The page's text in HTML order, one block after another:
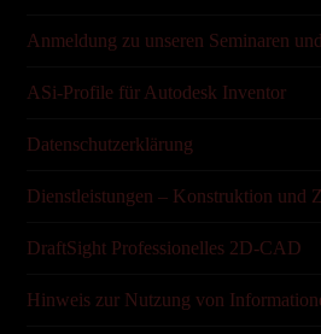
Anmeldung zu unseren Seminaren
ASi-Profile für Autodesk Inventor
Datenschutzerklärung
Dienstleistungen – Konstruktion und
DraftSight Professionelles 2D-CAD
Hinweis zur Nutzung von